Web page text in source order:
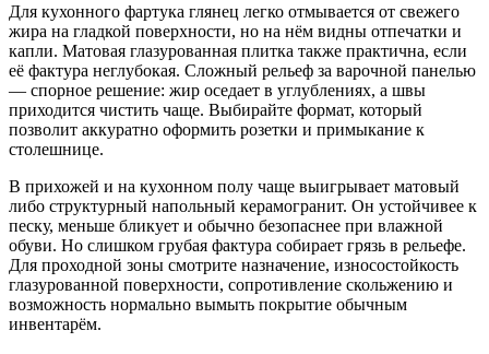
Для кухонного фартука глянец легко отмывается от свежего
жира на гладкой поверхности, но на нём видны отпечатки и
капли. Матовая глазурованная плитка также практична, если
её фактура неглубокая. Сложный рельеф за варочной панелью
— спорное решение: жир оседает в углублениях, а швы
приходится чистить чаще. Выбирайте формат, который
позволит аккуратно оформить розетки и примыкание к
столешнице.
В прихожей и на кухонном полу чаще выигрывает матовый
либо структурный напольный керамогранит. Он устойчивее к
песку, меньше бликует и обычно безопаснее при влажной
обуви. Но слишком грубая фактура собирает грязь в рельефе.
Для проходной зоны смотрите назначение, износостойкость
глазурованной поверхности, сопротивление скольжению и
возможность нормально вымыть покрытие обычным
инвентарём.